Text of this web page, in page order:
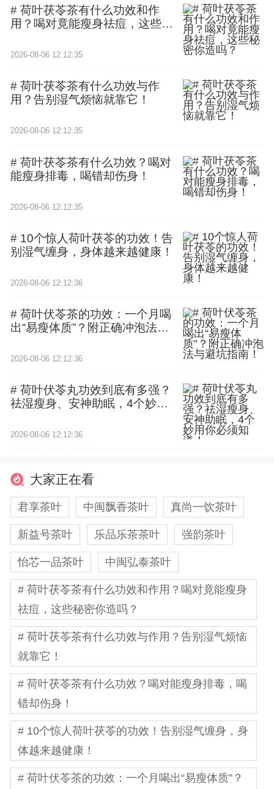
# 荷叶茯苓茶有什么功效和作
用？喝对竟能瘦身祛痘，这些秘
2026-08-06 12:12:35
# 荷叶茯苓茶有什么功效与作
用？告别湿气烦恼就靠它！
2026-08-06 12:12:35
# 荷叶茯苓茶有什么功效？喝对
能瘦身排毒，喝错却伤身！
2026-08-06 12:12:35
# 10个惊人荷叶茯苓的功效！告
别湿气缠身，身体越来越健康！
2026-08-06 12:12:36
# 荷叶伏苓茶的功效：一个月喝
出“易瘦体质”？附正确冲泡法与
2026-08-06 12:12:36
# 荷叶伏苓丸功效到底有多强？
祛湿瘦身、安神助眠，4个妙用
2026-08-06 12:12:36
大家正在看
君享茶叶 中闽飘香茶叶 真尚一饮茶叶
新益号茶叶 乐品乐茶茶叶 强韵茶叶
怡芯一品茶叶 中闽弘泰茶叶
# 荷叶茯苓茶有什么功效和作用？喝对竟能瘦身
祛痘，这些秘密你造吗？
# 荷叶茯苓茶有什么功效与作用？告别湿气烦恼
就靠它！
# 荷叶茯苓茶有什么功效？喝对能瘦身排毒，喝
错却伤身！
# 10个惊人荷叶茯苓的功效！告别湿气缠身，身
体越来越健康！
# 荷叶伏苓茶的功效：一个月喝出“易瘦体质”？